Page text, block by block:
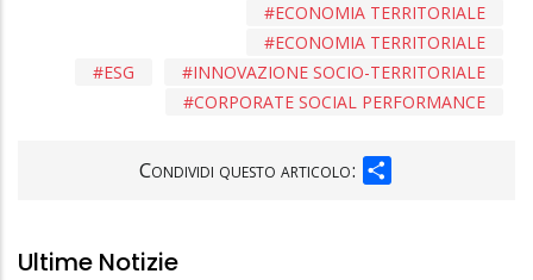
ECONOMIA TERRITORIALE
ECONOMIA TERRITORIALE
INNOVAZIONE SOCIO-TERRITORIALE
ESG
CORPORATE SOCIAL PERFORMANCE
Condividi questo articolo:
Ultime Notizie